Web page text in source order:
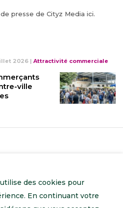
presse de Cityz Media ici.
2026 | Attractivité commerciale
ville
des cookies pour
En continuant votre